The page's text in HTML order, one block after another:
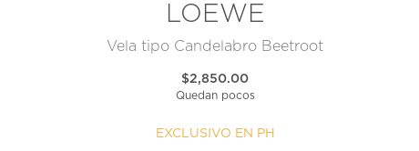
LOEWE
Vela tipo Candelabro Beetroot
$2,850.00
Quedan pocos
EXCLUSIVO EN PH